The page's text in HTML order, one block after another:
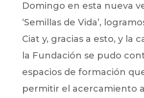
Domingo en esta nueva
‘Semillas de Vida’,
Ciat y, gracias a esto, y la
la Fundación se pudo
espacios de formación
permitir el acercamiento